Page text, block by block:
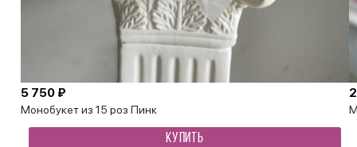
Монобукет из 15 роз Пинк
5 750 ₽
КУПИТЬ